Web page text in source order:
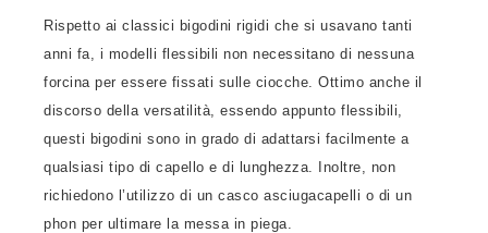
Rispetto ai classici bigodini rigidi che si usavano tanti
anni fa, i modelli flessibili non necessitano di nessuna
forcina per essere fissati sulle ciocche. Ottimo anche il
discorso della versatilità, essendo appunto flessibili,
questi bigodini sono in grado di adattarsi facilmente a
qualsiasi tipo di capello e di lunghezza. Inoltre, non
richiedono l’utilizzo di un casco asciugacapelli o di un
phon per ultimare la messa in piega.